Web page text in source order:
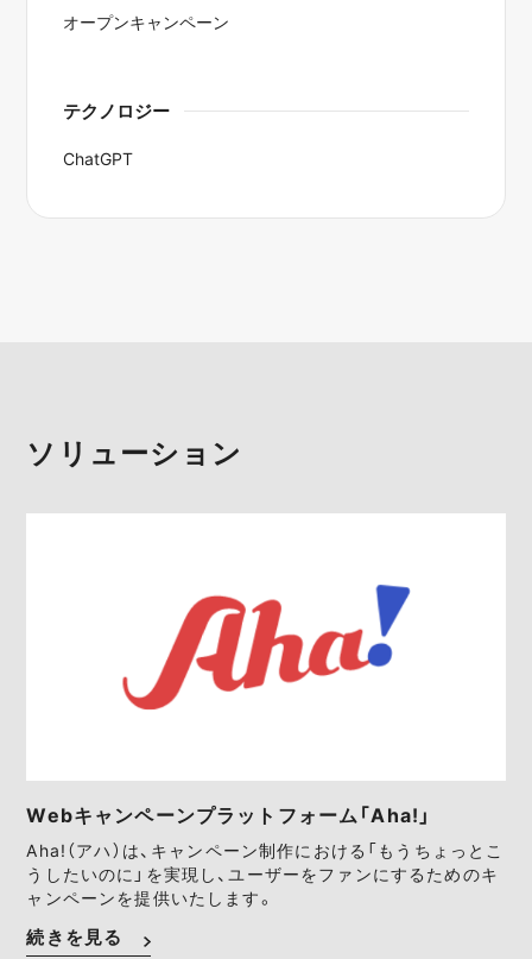
オープンキャンペーン
テクノロジー
ChatGPT
ソリューション
Webキャンペーンプラットフォーム「Aha!」
Aha!（アハ）は、キャンペーン制作における「もうちょっとこ
うしたいのに」を実現し、ユーザーをファンにするためのキ
ャンペーンを提供いたします。
続きを見る